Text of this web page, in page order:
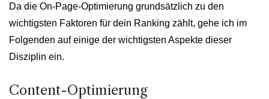
Da die On-Page-Optimierung grundsätzlich zu den
wichtigsten Faktoren für dein Ranking zählt, gehe ich im
Folgenden auf einige der wichtigsten Aspekte dieser
Disziplin ein.
Content-Optimierung